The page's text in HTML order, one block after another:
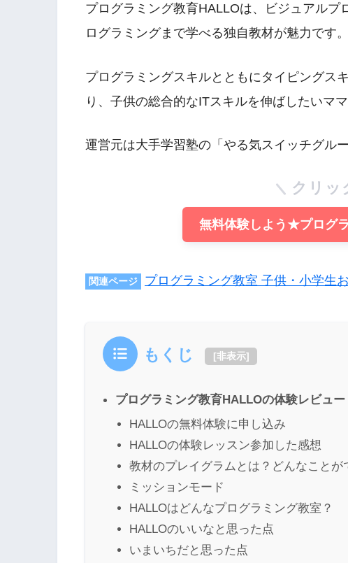
プログラミング教育HALLOは、ビジュアル
ログラミングまで学べる独自教材が魅力です。
プログラミングスキルとともにタイピングス
り、子供の総合的なITスキルを伸ばしたいマ
運営元は大手学習塾の「やる気スイッチグルー
クリッ
無料体験しよう★プログ
関連ページ プログラミング教室 子供・小学生
もくじ [非表示]
プログラミング教育HALLOの体験レビュー
HALLOの無料体験に申し込み
HALLOの体験レッスン参加した感想
教材のプレイグラムとは？どんなことが
ミッションモード
HALLOはどんなプログラミング教室？
HALLOのいいなと思った点
いまいちだと思った点